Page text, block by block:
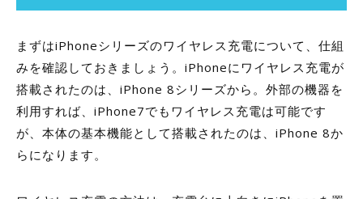
まずはiPhoneシリーズのワイヤレス充電について、仕組
みを確認しておきましょう。iPhoneにワイヤレス充電が
搭載されたのは、iPhone 8シリーズから。外部の機器を
利用すれば、iPhone7でもワイヤレス充電は可能です
が、本体の基本機能として搭載されたのは、iPhone 8か
らになります。